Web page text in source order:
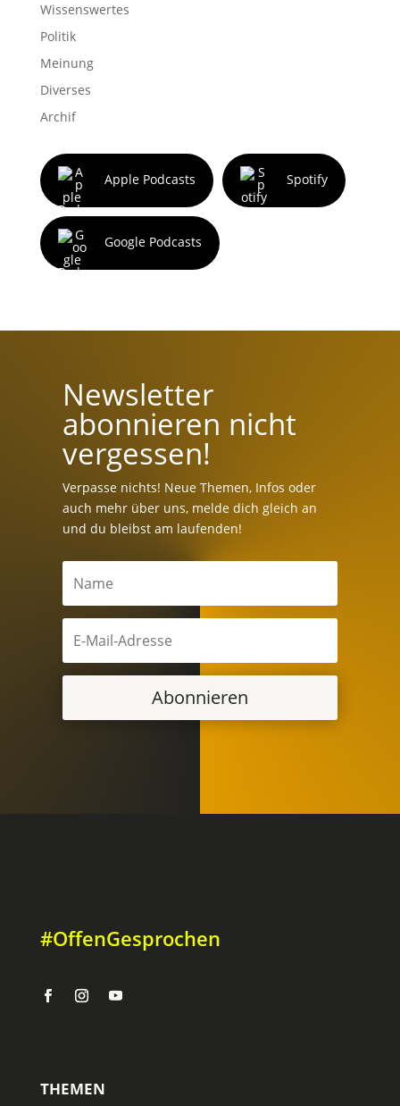
Wissenswertes
Politik
Meinung
Diverses
Archif
Apple Podcasts Spotify
Google Podcasts
Newsletter
abonnieren nicht
vergessen!
Verpasse nichts! Neue Themen, Infos oder
auch mehr über uns, melde dich gleich an
und du bleibst am laufenden!
Abonnieren
#OffenGesprochen
THEMEN